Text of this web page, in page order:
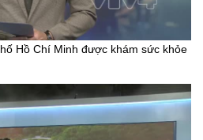
Hồ Chí Minh được khám sức khỏe